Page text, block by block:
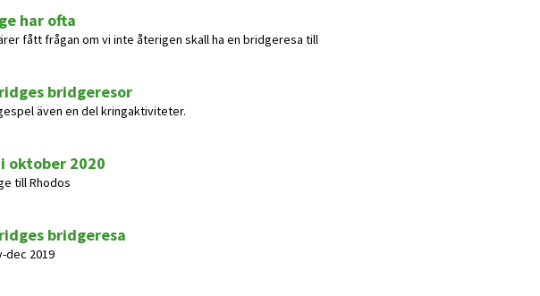
har ofta
fått frågan om vi inte återigen skall ha en bridgeresa till
bridgeresor
även en del kringaktiviteter.
oktober 2020
till Rhodos
bridgeresa
dec 2019